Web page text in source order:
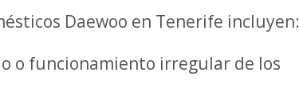
Daewoo en Tenerife incluyen:
o funcionamiento irregular de los